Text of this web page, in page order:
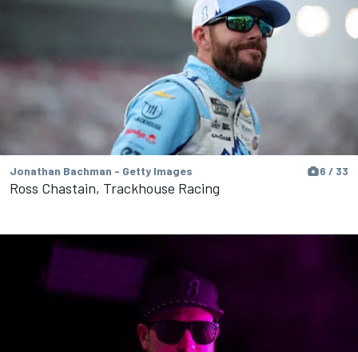
Jonathan Bachman - Getty Images 6 / 33
Ross Chastain, Trackhouse Racing